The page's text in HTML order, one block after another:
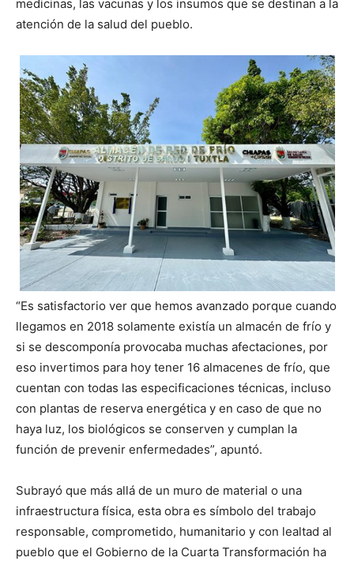
medicinas, las vacunas y los insumos que se destinan a la
atención de la salud del pueblo.
“Es satisfactorio ver que hemos avanzado porque cuando
llegamos en 2018 solamente existía un almacén de frío y
si se descomponía provocaba muchas afectaciones, por
eso invertimos para hoy tener 16 almacenes de frío, que
cuentan con todas las especificaciones técnicas, incluso
con plantas de reserva energética y en caso de que no
haya luz, los biológicos se conserven y cumplan la
función de prevenir enfermedades”, apuntó.
Subrayó que más allá de un muro de material o una
infraestructura física, esta obra es símbolo del trabajo
responsable, comprometido, humanitario y con lealtad al
pueblo que el Gobierno de la Cuarta Transformación ha